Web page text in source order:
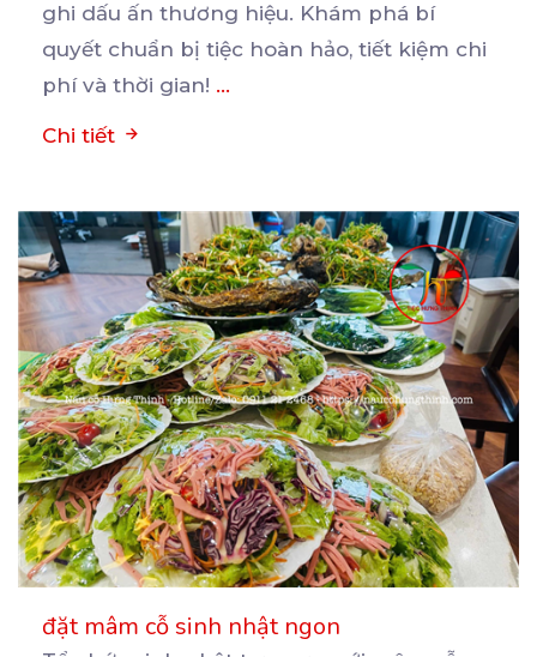
ghi dấu ấn thương hiệu. Khám phá bí
quyết chuẩn bị tiệc hoàn hảo, tiết kiệm chi
phí và thời gian! ...
Chi tiết
đặt mâm cỗ sinh nhật ngon